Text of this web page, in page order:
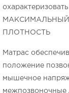
МАКСИМАЛЬНЫЙ
ПЛОТНОСТЬ
Матрас
положение
мышечное
межпозвоночные